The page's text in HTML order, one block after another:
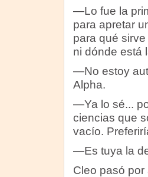
—Lo fue la
para apretar
para qué
ni dónde está
—No estoy
Alpha.
—Ya lo sé...
ciencias que
vacío.
—Es tuya la
Cleo pasó